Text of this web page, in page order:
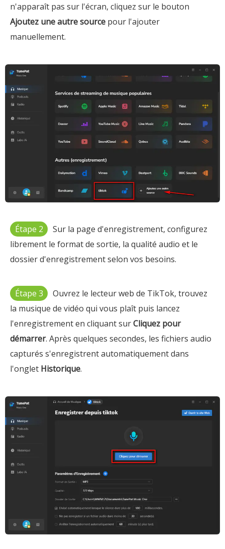
n'apparaît pas sur l'écran, cliquez sur le bouton
Ajoutez une autre source pour l'ajouter
manuellement.
Étape 2
Sur la page d'enregistrement, configurez
librement le format de sortie, la qualité audio et le
dossier d'enregistrement selon vos besoins.
Étape 3
Ouvrez le lecteur web de TikTok, trouvez
la musique de vidéo qui vous plaît puis lancez
l'enregistrement en cliquant surCliquez pour
démarrer. Après quelques secondes, les fichiers audio
capturés s'enregistrent automatiquement dans
l'onglet Historique.